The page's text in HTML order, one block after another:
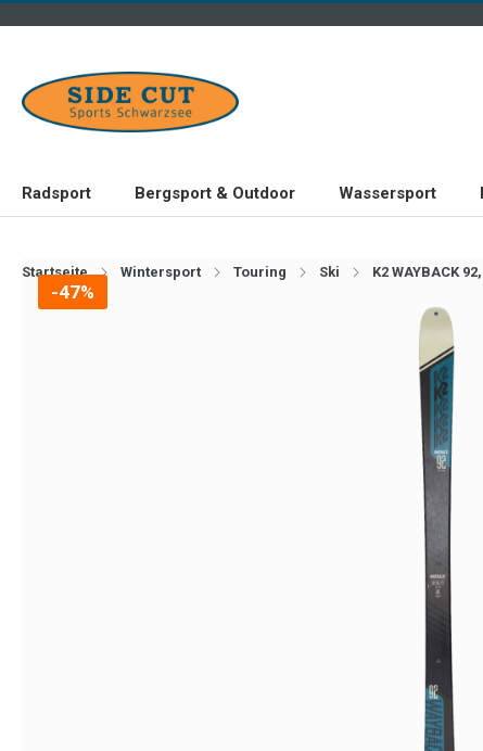
Radsport Bergsport & Outdoor Wassersport
Startseite Wintersport Touring Ski K2 WAYBACK
-47%